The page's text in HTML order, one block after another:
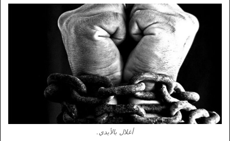
أغلال بالأيدي.